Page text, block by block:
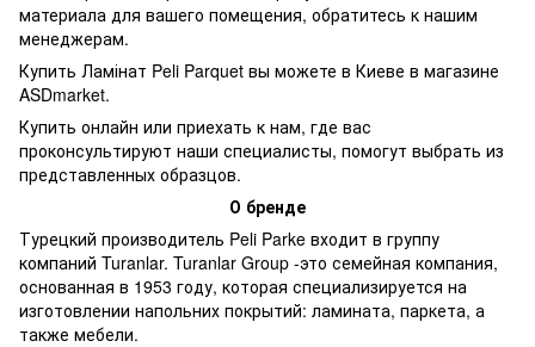
материала для вашего помещения, обратитесь к нашим
менеджерам.
Купить Ламінат Peli Parquet вы можете в Киеве в магазине
ASDmarket.
Купить онлайн или приехать к нам, где вас
проконсультируют наши специалисты, помогут выбрать из
представленных образцов.
О бренде
Турецкий производитель Peli Parke входит в группу
компаний Turanlar. Turanlar Group -это семейная компания,
основанная в 1953 году, которая специализируется на
изготовлении напольних покрытий: ламината, паркета, а
также мебели.